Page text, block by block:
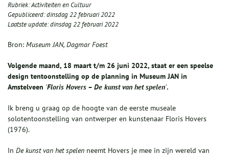
Rubriek:Activiteiten en Cultuur
Gepubliceerd:dinsdag 22 februari 2022
Laatste update:dinsdag 22 februari 2022
Bron: Museum JAN, Dagmar Foest
Volgende maand, 18 maart t/m 26 juni 2022, staat er een speelse
design tentoonstelling op de planning in Museum JAN in
Amstelveen 'Floris Hovers – De kunst van het spelen'.
Ik breng u graag op de hoogte van de eerste museale
solotentoonstelling van ontwerper en kunstenaar Floris Hovers
(1976).
In De kunst van het spelen neemt Hovers je mee in zijn wereld van